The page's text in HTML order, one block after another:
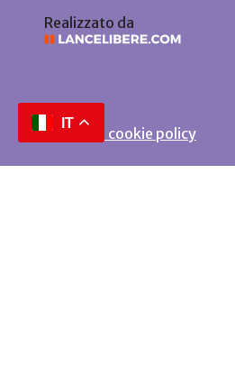
Realizzato da
Privacy e cookie policy
IT